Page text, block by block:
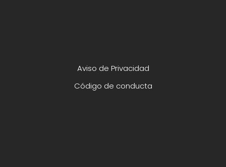
Aviso de Privacidad
Código de conducta